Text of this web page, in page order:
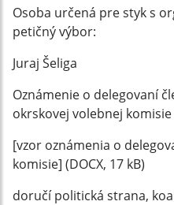
Osoba určená pre styk s
petičný výbor:
Juraj Šeliga
Oznámenie o delegovaní
okrskovej volebnej komisie
[vzor oznámenia o
komisie] (DOCX, 17 kB)
doručí politická strana,